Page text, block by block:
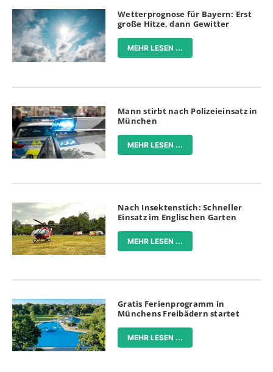
Wetterprognose für Bayern: Erst
große Hitze, dann Gewitter
MEHR LESEN ...
Mann stirbt nach Polizeieinsatz in
München
MEHR LESEN ...
Nach Insektenstich: Schneller
Einsatz im Englischen Garten
MEHR LESEN ...
Gratis Ferienprogramm in
Münchens Freibädern startet
MEHR LESEN ...